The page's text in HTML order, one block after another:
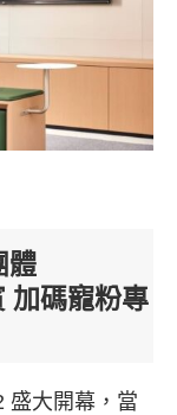
體
加碼寵粉專
盛大開幕，當